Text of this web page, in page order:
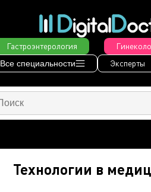
Гастроэнтерология
Все специальности Эксперты
Технологии в